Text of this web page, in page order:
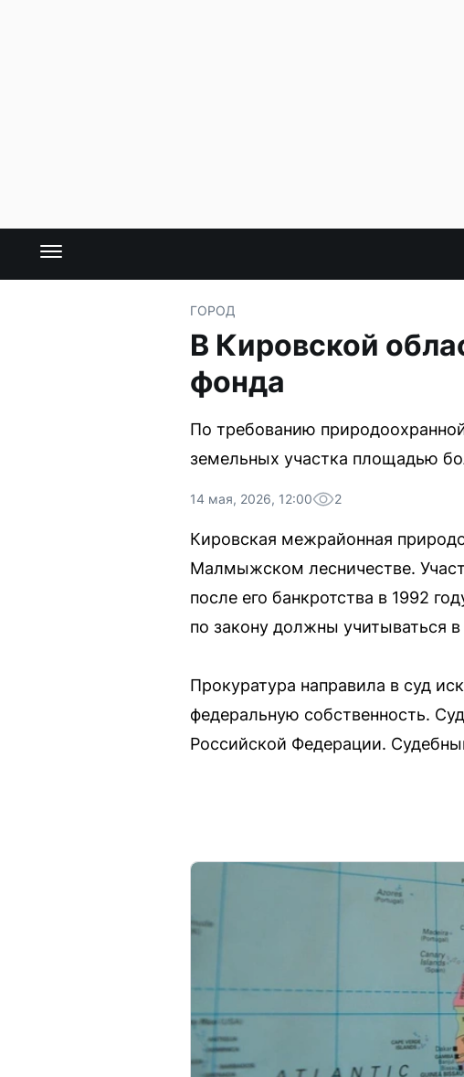
ГОРОД
В Кировской
фонда
По требованию
земельных участка площадью
14 мая, 2026, 12:00 2
Кировская межрайонная
Малмыжском лесничестве.
после его банкротства в 1992
по закону должны учитываться в
Прокуратура направила в суд
федеральную собственность.
Российской Федерации.